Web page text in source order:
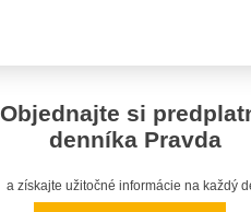
Objednajte si
denníka Pravda
a získajte užitočné informácie na každý